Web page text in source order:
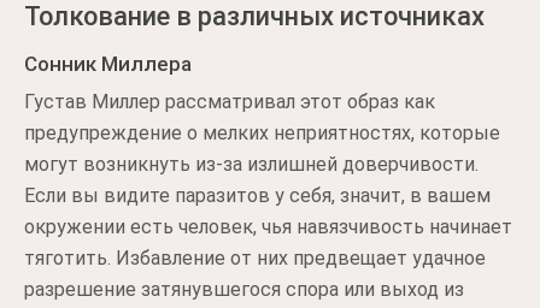
Толкование в различных источниках
Сонник Миллера
Густав Миллер рассматривал этот образ как
предупреждение о мелких неприятностях, которые
могут возникнуть из-за излишней доверчивости.
Если вы видите паразитов у себя, значит, в вашем
окружении есть человек, чья навязчивость начинает
тяготить. Избавление от них предвещает удачное
разрешение затянувшегося спора или выход из